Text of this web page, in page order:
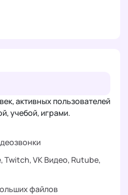
активных пользователей
учебой, играми.
Twitch, VK Видео, Rutube,
файлов